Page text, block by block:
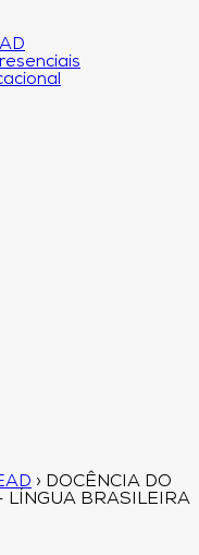
› DOCÊNCIA DO
LÍNGUA BRASILEIRA